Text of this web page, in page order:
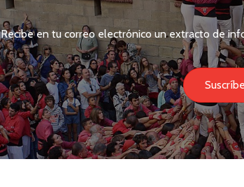
Recibe en tu correo electrónico un extracto de